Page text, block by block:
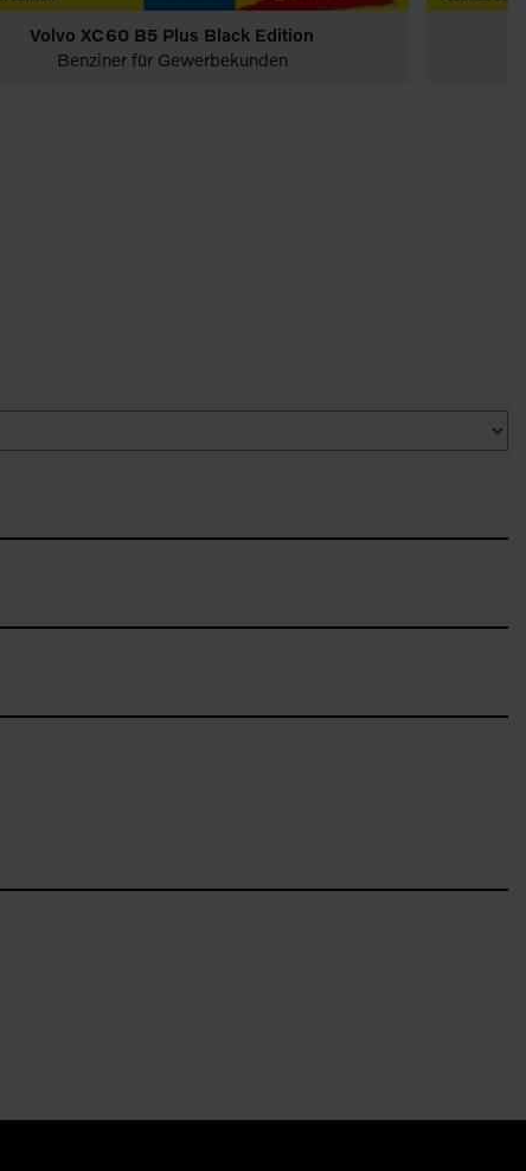
Deals sichern & sparen! e-auto-förderung
Volvo XC60 B5 Plus Black Edition
Benziner für Gewerbekunden